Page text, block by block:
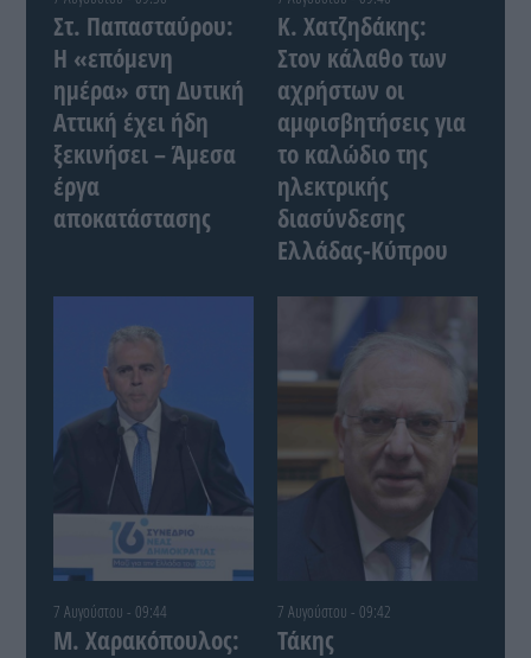
Στ. Παπασταύρου:
Η «επόμενη
ημέρα» στη Δυτική
Αττική έχει ήδη
ξεκινήσει – Άμεσα
έργα
αποκατάστασης
Κ. Χατζηδάκης:
Στον κάλαθο των
αχρήστων οι
αμφισβητήσεις για
το καλώδιο της
ηλεκτρικής
διασύνδεσης
Ελλάδας-Κύπρου
7 Αυγούστου - 09:44
Μ. Χαρακόπουλος:
7 Αυγούστου - 09:42
Τάκης